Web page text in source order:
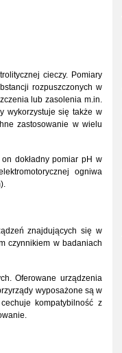
cieczy. Pomiary
rozpuszczonych w
lub zasolenia m.in.
wykorzystuje się także w
zastosowanie w wielu
dokładny pomiar pH w
ogniwa
znajdujących się w
czynnikiem w badaniach
Oferowane urządzenia
wyposażone są w
kompatybilność z